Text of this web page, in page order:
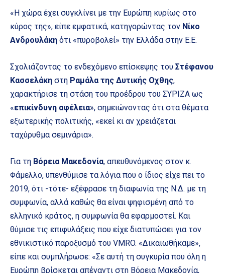
«Η χώρα έχει συγκλίνει με την Ευρώπη κυρίως στο
κύρος της», είπε εμφατικά, κατηγορώντας τον Νίκο
Ανδρουλάκη ότι «πυροβολεί» την Ελλάδα στην Ε.Ε.
Σχολιάζοντας το ενδεχόμενο επίσκεψης του Στέφανου
Κασσελάκη στη Ραμάλα της Δυτικής Οχθης,
χαρακτήρισε τη στάση του προέδρου του ΣΥΡΙΖΑ ως
«επικίνδυνη αφέλεια», σημειώνοντας ότι στα θέματα
εξωτερικής πολιτικής, «εκεί κι αν χρειάζεται
ταχύρυθμα σεμινάρια».
Για τη Βόρεια Μακεδονία, απευθυνόμενος στον κ.
Φάμελλο, υπενθύμισε τα λόγια που ο ίδιος είχε πει το
2019, ότι -τότε- εξέφρασε τη διαφωνία της Ν.Δ. με τη
συμφωνία, αλλά καθώς θα είναι ψηφισμένη από το
ελληνικό κράτος, η συμφωνία θα εφαρμοστεί. Και
θύμισε τις επιφυλάξεις που είχε διατυπώσει για τον
εθνικιστικό παροξυσμό του VMRO. «Δικαιωθήκαμε»,
είπε και συμπλήρωσε: «Σε αυτή τη συγκυρία που όλη η
Ευρώπη βρίσκεται απέναντι στη Βόρεια Μακεδονία,